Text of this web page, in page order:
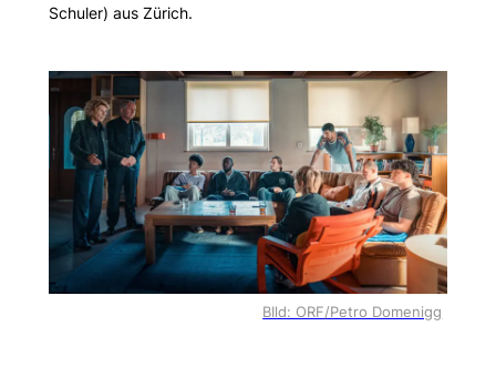
Schuler) aus Zürich.
BIld: ORF/Petro Domenigg